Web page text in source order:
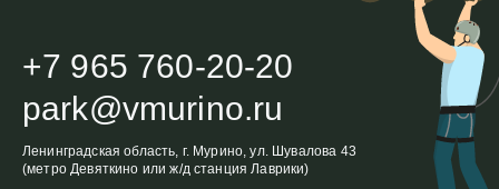
+7 965 760-20-20
park@vmurino.ru
Ленинградская область, г. Мурино, ул. Шувалова 43
(метроДевяткино или ж/д станцияЛаврики)